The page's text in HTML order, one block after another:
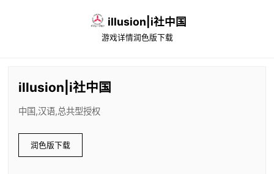
illusion|i社中国
游戏详情润色版下载
illusion|i社中国
中国,汉语,总共型授权
润色版下载